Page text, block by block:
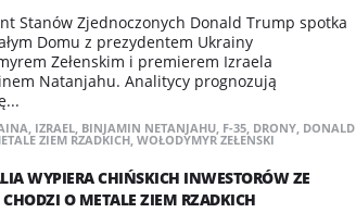
Stanów Zjednoczonych Donald Trump spotka
Domu z prezydentem Ukrainy
Zełenskim i premierem Izraela
Natanjahu. Analitycy prognozują
, IZRAEL, BINJAMIN NETANJAHU, F-35, DRONY, DONALD
ZIEM RZADKICH, WOŁODYMYR ZEŁENSKI
WYPIERA CHIŃSKICH INWESTORÓW ZE
O METALE ZIEM RZADKICH